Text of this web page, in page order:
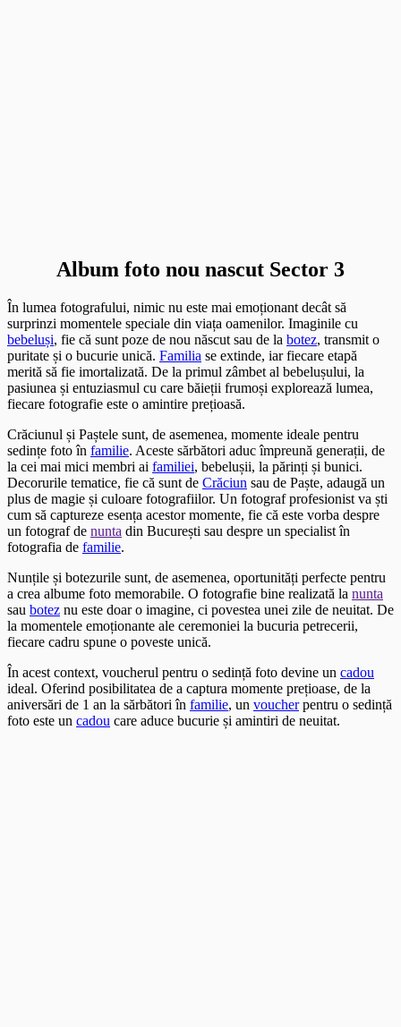
Album foto nou nascut Sector 3
În lumea fotografului, nimic nu este mai emoționant decât să
surprinzi momentele speciale din viața oamenilor. Imaginile cu
bebeluși, fie că sunt poze de nou născut sau de la botez, transmit o
puritate și o bucurie unică. Familia se extinde, iar fiecare etapă
merită să fie imortalizată. De la primul zâmbet al bebelușului, la
pasiunea și entuziasmul cu care băieții frumoși explorează lumea,
fiecare fotografie este o amintire prețioasă.
Crăciunul și Paștele sunt, de asemenea, momente ideale pentru
sedințe foto în familie. Aceste sărbători aduc împreună generații, de
la cei mai mici membri ai familiei, bebelușii, la părinți și bunici.
Decorurile tematice, fie că sunt de Crăciun sau de Paște, adaugă un
plus de magie și culoare fotografiilor. Un fotograf profesionist va ști
cum să captureze esența acestor momente, fie că este vorba despre
un fotograf de nunta din București sau despre un specialist în
fotografia de familie.
Nunțile și botezurile sunt, de asemenea, oportunități perfecte pentru
a crea albume foto memorabile. O fotografie bine realizată la nunta
sau botez nu este doar o imagine, ci povestea unei zile de neuitat. De
la momentele emoționante ale ceremoniei la bucuria petrecerii,
fiecare cadru spune o poveste unică.
În acest context, voucherul pentru o sedință foto devine un cadou
ideal. Oferind posibilitatea de a captura momente prețioase, de la
aniversări de 1 an la sărbători în familie, un voucherpentru o sedință
foto este un cadou care aduce bucurie și amintiri de neuitat.